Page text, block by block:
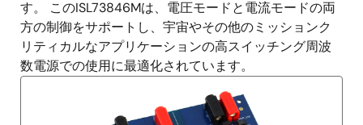
す。 このISL73846Mは、電圧モードと電流モードの両
方の制御をサポートし、宇宙やその他のミッションク
リティカルなアプリケーションの高スイッチング周波
数電源での使用に最適化されています。